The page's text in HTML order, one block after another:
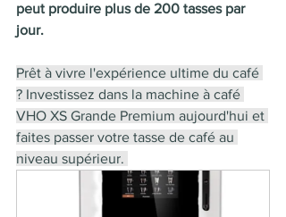
peut produire plus de 200 tasses par
jour.
Prêt à vivre l'expérience ultime du café
? Investissez dans la machine à café
VHO XS Grande Premium aujourd'hui et
faites passer votre tasse de café au
niveau supérieur.